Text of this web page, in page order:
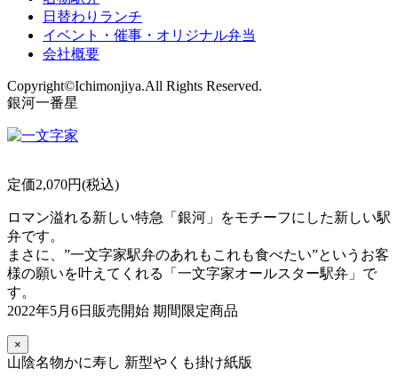
日替わりランチ
イベント・催事・オリジナル弁当
会社概要
Copyright©Ichimonjiya.All Rights Reserved.
銀河一番星
定価2,070円(税込)
ロマン溢れる新しい特急「銀河」をモチーフにした新しい駅
弁です。
まさに、”一文字家駅弁のあれもこれも食べたい”というお客
様の願いを叶えてくれる「一文字家オールスター駅弁」で
す。
2022年5月6日販売開始 期間限定商品
×
山陰名物かに寿し 新型やくも掛け紙版